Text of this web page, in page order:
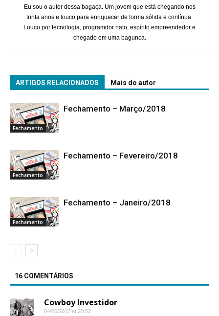
Eu sou o autor dessa bagaça. Um jovem que está chegando nos
trinta anos e louco para enriquecer de forma sólida e contínua.
Louco por tecnologia, programdor nato, espírito empreendedor e
chegado em uma bagunca.
ARTIGOS RELACIONADOS Mais do autor
Fechamento
Fechamento – Março/2018
Fechamento
Fechamento – Fevereiro/2018
Fechamento
Fechamento – Janeiro/2018
16 COMENTÁRIOS
Cowboy Investidor
04/06/2017 at 20:52